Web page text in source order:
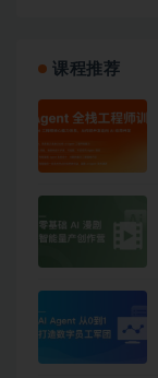
课程推荐